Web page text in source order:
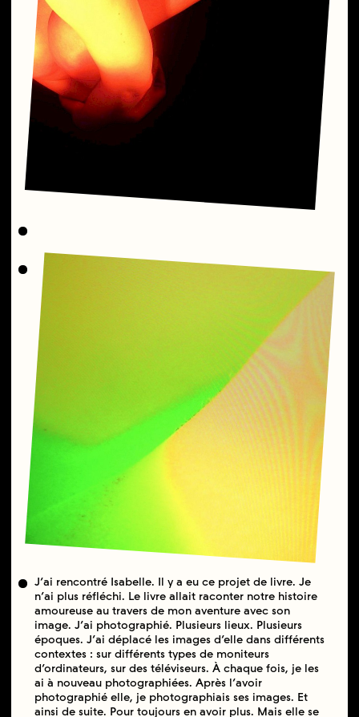
J’ai rencontré Isabelle. Il y a eu ce projet de livre. Je
n’ai plus réfléchi. Le livre allait raconter notre histoire
amoureuse au travers de mon aventure avec son
image. J’ai photographié. Plusieurs lieux. Plusieurs
époques. J’ai déplacé les images d’elle dans différents
contextes : sur différents types de moniteurs
d’ordinateurs, sur des téléviseurs. À chaque fois, je les
ai à nouveau photographiées. Après l’avoir
photographié elle, je photographiais ses images. Et
ainsi de suite. Pour toujours en avoir plus. Mais elle se